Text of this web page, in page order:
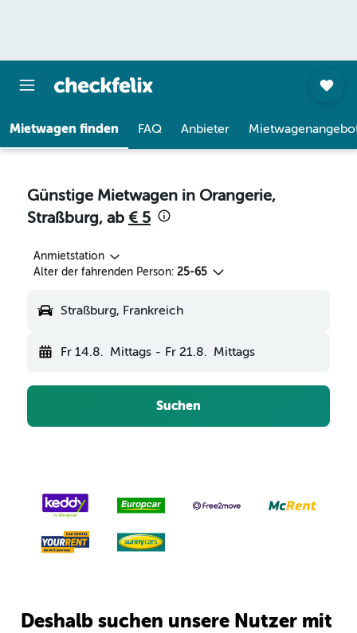
Mietwagen finden FAQ Anbieter
Günstige Mietwagen in Orangerie,
Straßburg, ab € 5
Anmietstation
Alter der fahrenden Person: 25-65
Straßburg, Frankreich
Fr 14.8. Mittags - Fr 21.8. Mittags
Suchen
Deshalb suchen unsere Nutzer mit